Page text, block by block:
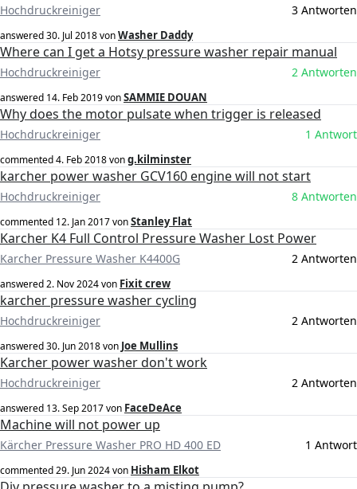
Hochdruckreiniger 3 Antworten
answered30. Jul 2018vonWasher Daddy
Where can I get a Hotsy pressure washer repair manual
Hochdruckreiniger 2 Antworten
answered 14. Feb 2019vonSAMMIE DOUAN
Why does the motor pulsate when trigger is released
Hochdruckreiniger 1 Antwort
commented4. Feb 2018vong.kilminster
karcher power washer GCV160 engine will not start
Hochdruckreiniger 8 Antworten
commented 12. Jan 2017vonStanley Flat
Karcher K4 Full Control Pressure Washer Lost Power
Karcher Pressure Washer K4400G 2 Antworten
answered2. Nov 2024von Fixit crew
karcher pressure washer cycling
Hochdruckreiniger 2 Antworten
answered30. Jun 2018von Joe Mullins
Karcher power washer don't work
Hochdruckreiniger 2 Antworten
answered 13. Sep 2017von FaceDeAce
Machine will not power up
Kärcher Pressure Washer PRO HD 400 ED 1 Antwort
commented29. Jun 2024von Hisham Elkot